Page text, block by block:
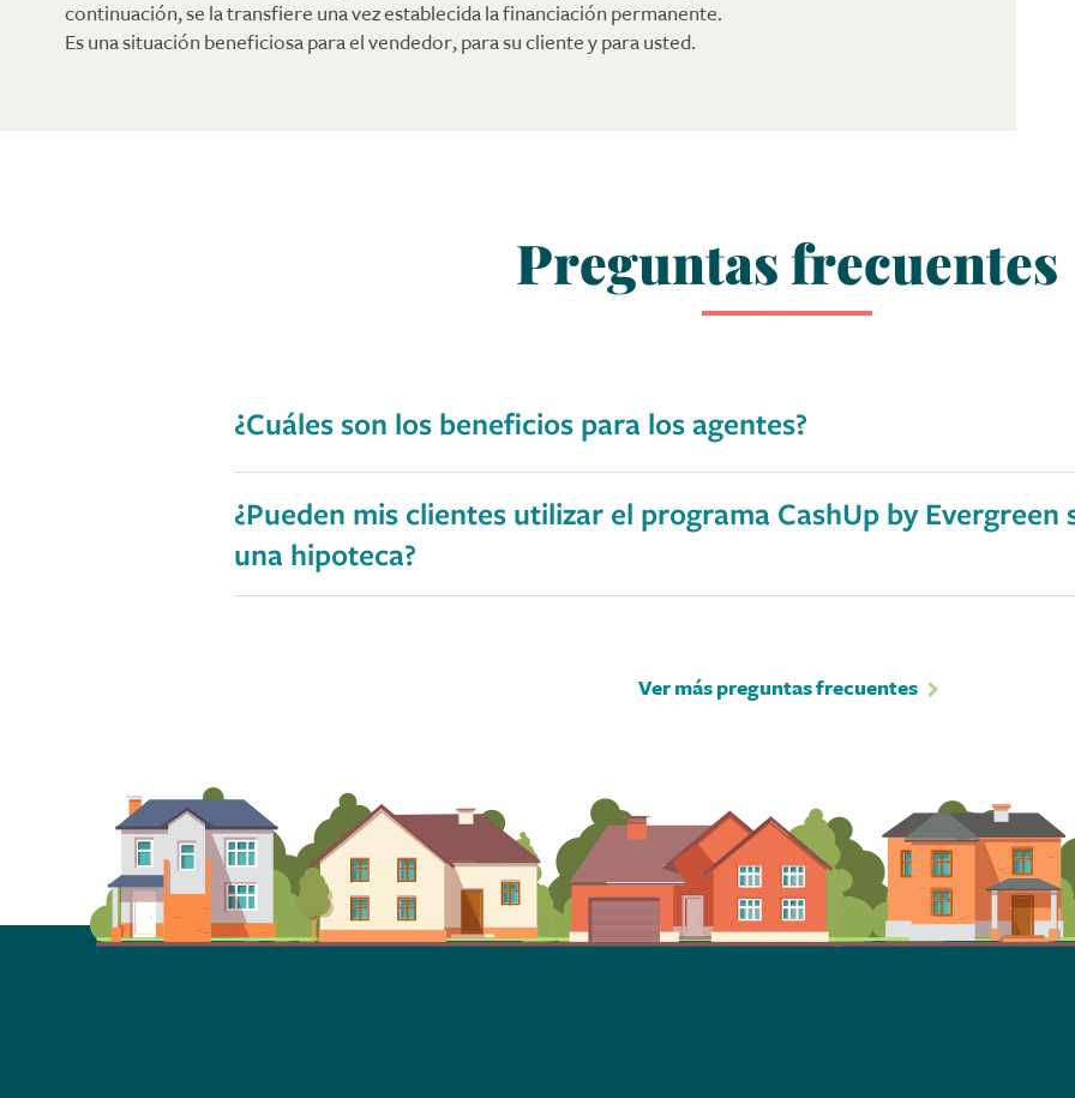
continuación, se la transfiere una vez establecida la financiación permanente.
Es una situación beneficiosa para el vendedor, para su cliente y para usted.
Preguntas frecuentes
¿Cuáles son los beneficios para los agentes?
¿Pueden mis clientes utilizar el programa CashUp by Evergreen
una hipoteca?
Ver más preguntas frecuentes